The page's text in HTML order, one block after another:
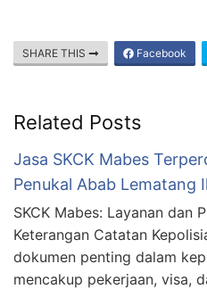
SHARE THIS Facebook
Related Posts
Jasa SKCK Mabes
Penukal Abab Lematang
SKCK Mabes: Layanan dan
Keterangan Catatan
dokumen penting dalam
mencakup pekerjaan, visa,